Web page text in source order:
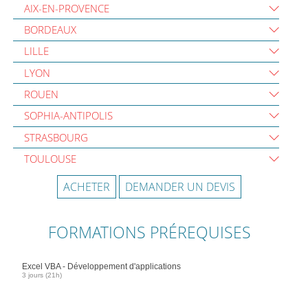
AIX-EN-PROVENCE
BORDEAUX
LILLE
LYON
ROUEN
SOPHIA-ANTIPOLIS
STRASBOURG
TOULOUSE
ACHETER DEMANDER UN DEVIS
FORMATIONS PRÉREQUISES
Excel VBA - Développement d'applications
3 jours (21h)